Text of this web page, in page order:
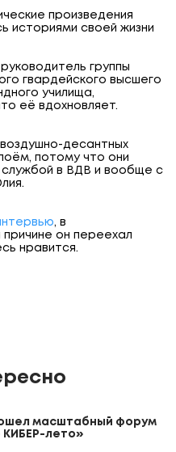
произведения
историями своей жизни
группы
гвардейского высшего
училища,
её вдохновляет.
десантных
потому что они
в ВДВ и вообще с
, в
он переехал
нравится.
масштабный форум
лето»